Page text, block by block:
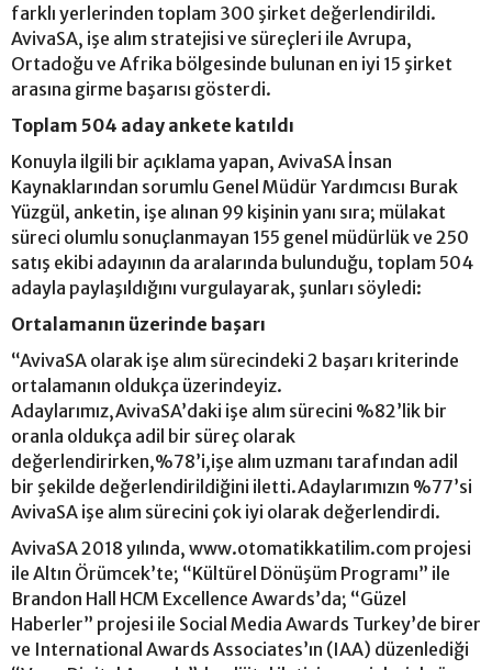
farklı yerlerinden toplam 300 şirket değerlendirildi.
AvivaSA, işe alım stratejisi ve süreçleri ile Avrupa,
Ortadoğu ve Afrika bölgesinde bulunan en iyi 15 şirket
arasına girme başarısı gösterdi.
Toplam 504 aday ankete katıldı
Konuyla ilgili bir açıklama yapan, AvivaSA İnsan
Kaynaklarından sorumlu Genel Müdür Yardımcısı Burak
Yüzgül, anketin, işe alınan 99 kişinin yanı sıra; mülakat
süreci olumlu sonuçlanmayan 155 genel müdürlük ve 250
satış ekibi adayının da aralarında bulunduğu, toplam 504
adayla paylaşıldığını vurgulayarak, şunları söyledi:
Ortalamanın üzerinde başarı
“AvivaSA olarak işe alım sürecindeki 2 başarı kriterinde
ortalamanın oldukça üzerindeyiz.
Adaylarımız,AvivaSA’daki işe alım sürecini %82’lik bir
oranla oldukça adil bir süreç olarak
değerlendirirken,%78’i,işe alım uzmanı tarafından adil
bir şekilde değerlendirildiğini iletti.Adaylarımızın %77’si
AvivaSA işe alım sürecini çok iyi olarak değerlendirdi.
AvivaSA 2018 yılında, www.otomatikkatilim.com projesi
ile Altın Örümcek’te; “Kültürel Dönüşüm Programı” ile
Brandon Hall HCM Excellence Awards’da; “Güzel
Haberler” projesi ile Social Media Awards Turkey’de birer
ve International Awards Associates’ın (IAA) düzenlediği